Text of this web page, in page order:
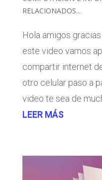
RELACIONADOS...
Hola amigos
este video vamos
compartir internet
otro celular paso a
video te sea de
LEER MÁS